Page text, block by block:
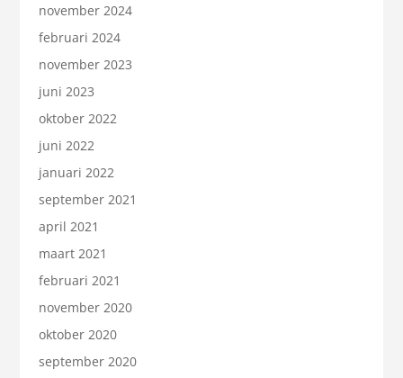
november 2024
februari 2024
november 2023
juni 2023
oktober 2022
juni 2022
januari 2022
september 2021
april 2021
maart 2021
februari 2021
november 2020
oktober 2020
september 2020